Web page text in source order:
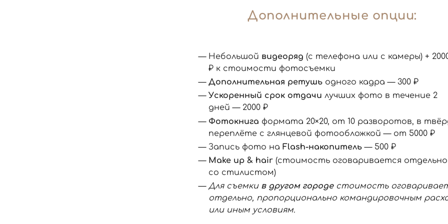
Дополнительные опции:
Небольшой видеоряд (с телефона или с камеры) +
₽ к стоимости фотосъемки
Дополнительная ретушь одного кадра — 300 ₽
Ускоренный срок отдачи лучших фото в течение 2
дней — 2000 ₽
Фотокнига формата 20×20, от 10 разворотов, в
переплёте с глянцевой фотообложкой — от 5000 ₽
Запись фото на Flash-накопитель — 500 ₽
Make up & hair (стоимость оговаривается отдельно
со стилистом)
Для съемки в другом городе стоимость
отдельно, пропорционально командировочным
или иным условиям.